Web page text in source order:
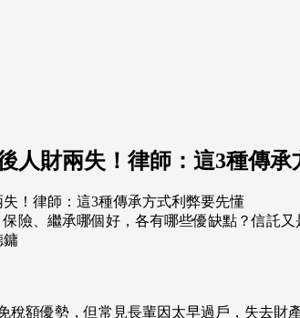
人財兩失！律師：這3種傳
險、繼承哪個好，各有哪些優缺點？信託又
鏞
稅額優勢，但常見長輩因太早過戶，失去財